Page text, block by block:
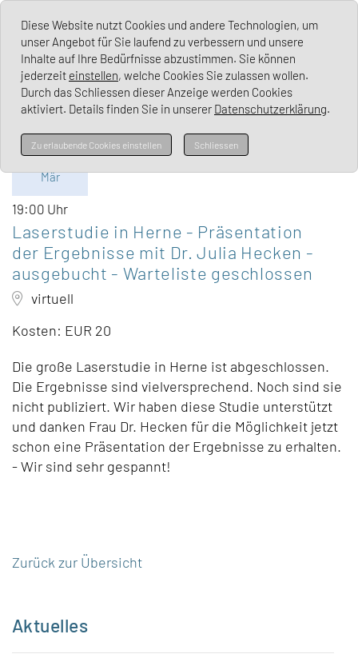
Di
10.
Mär
19:00 Uhr
Laserstudie in Herne - Präsentation
der Ergebnisse mit Dr. Julia Hecken -
ausgebucht - Warteliste geschlossen
virtuell
Kosten: EUR 20
Die große Laserstudie in Herne ist abgeschlossen.
Die Ergebnisse sind vielversprechend. Noch sind sie
nicht publiziert. Wir haben diese Studie unterstützt
und danken Frau Dr. Hecken für die Möglichkeit jetzt
schon eine Präsentation der Ergebnisse zu erhalten.
- Wir sind sehr gespannt!
Zurück zur Übersicht
Aktuelles
Diese Website nutzt Cookies und andere Technologien, um
unser Angebot für Sie laufend zu verbessern und unsere
Inhalte auf Ihre Bedürfnisse abzustimmen. Sie können
jederzeit einstellen, welche Cookies Sie zulassen wollen.
Durch das Schliessen dieser Anzeige werden Cookies
aktiviert. Details finden Sie in unserer Datenschutzerklärung.
Zu erlaubende Cookies einstellen Schliessen